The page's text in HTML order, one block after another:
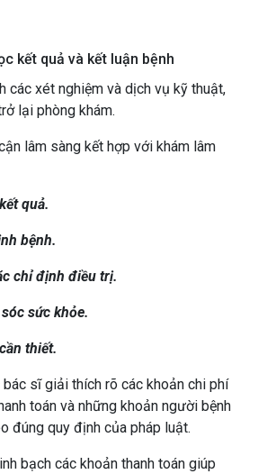
kết quả và kết luận bệnh
các xét nghiệm và dịch vụ kỹ thuật,
lại phòng khám.
lâm sàng kết hợp với khám lâm
quả.
bệnh.
chỉ định điều trị.
sức khỏe.
thiết.
sĩ giải thích rõ các khoản chi phí
toán và những khoản người bệnh
đúng quy định của pháp luật.
bạch các khoản thanh toán giúp